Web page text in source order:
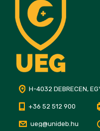
H-4032 DEBRECEN,
+36 52 512 900
ueg@unideb.hu